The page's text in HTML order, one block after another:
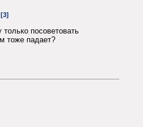
[3]
посоветовать
тоже падает?